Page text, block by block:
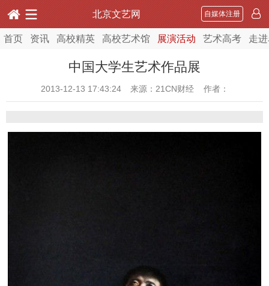
北京文艺网 自媒体注册
首页 资讯 高校精英 高校艺术馆 展演活动 艺术高考 走
中国大学生艺术作品展
2013-12-13 17:43:24 来源：21CN财经 作者：